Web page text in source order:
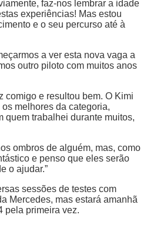
faz-nos lembrar a idade
experiências! Mas estou
e o seu percurso até à
a ver esta nova vaga a
outro piloto com muitos anos
comigo e resultou bem. O Kimi
melhores da categoria,
quem trabalhei durante muitos,
ombros de alguém, mas, como
e penso que eles serão
o ajudar.”
sessões de testes com
Mercedes, mas estará amanhã
pela primeira vez.